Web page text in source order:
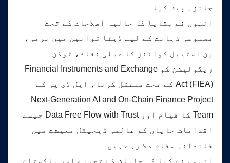
جائزہ پیش کیا۔
انہوں نے بتایا کہ حالیہ اصلاحات کے تحت
مصنوعی ذہانت کے لیے ڈیٹا قوانین میں نرمی،
ین اسٹیبل کوائنز کا عملی نفاذ، ٹوکن
ریگولیشن کو Financial Instruments and Exchange
Act (FIEA) کے تحت منتقل کرنا، ایل ڈی پی کے
Next-Generation AI and On-Chain Finance Project
Team کا قیام اور Data Free Flow with Trust جیسے
اقدامات جاپان کو عالمی ڈیجیٹل معیشت میں
قائدانہ مقام دلا رہے ہیں۔
انہوں نے کہا کہ جاپان کے تجربے اور پاکستان